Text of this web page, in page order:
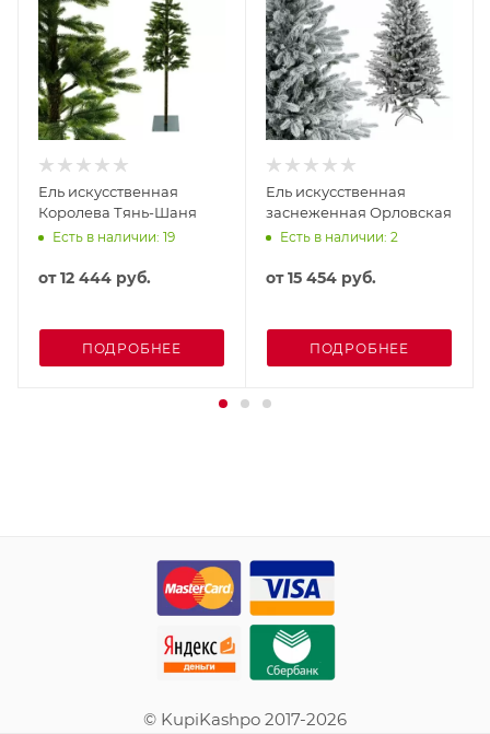
Ель искусственная
Королева Тянь-Шаня
Есть в наличии: 19
от12 444 руб.
ПОДРОБНЕЕ
Ель искусственная
заснеженная Орловская
Есть в наличии: 2
от15 454 руб.
ПОДРОБНЕЕ
© KupiKashpo 2017-2026